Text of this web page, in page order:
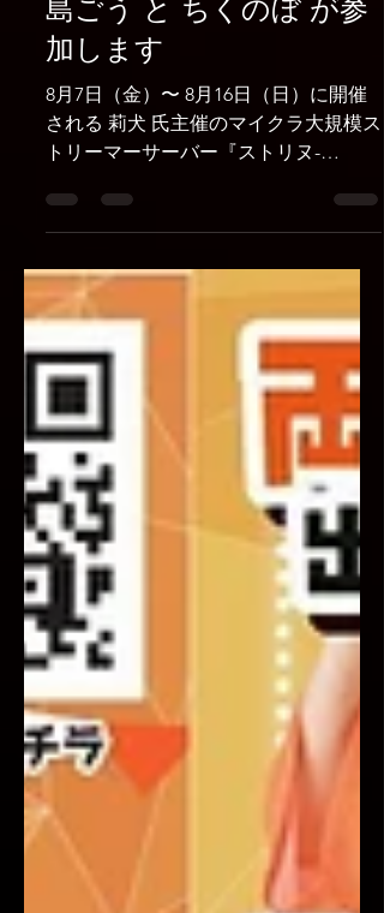
『ストリヌ-STRN』に月
島ごう と ちくのぼ が参
加します
8月7日（金）〜 8月16日（日）に開催
される 莉犬 氏主催のマイクラ大規模ス
トリーマーサーバー『ストリヌ-
ら ・月島ごう YouTubeチャンネル ・
月島ごう Twitchチャンネル ちくのぼ の
配信はこちら ちくのぼ YouTubeチャン
ネル ■ 参加者一覧 ■ 開催期間 2026年8
月7日（金）〜2026年8月16日（日） ち
くのぼ ストリーマー ■ X：ちくのぼ🎋
■ YouTube：ちくのぼチャレンジ 月島
ごう ストリーマー ■ X：月島ごう ■
Twitch：gotsukishima ■ YouTube：月
島ごう｜TsukishimaGo ■ TikTok：
gotsukishima